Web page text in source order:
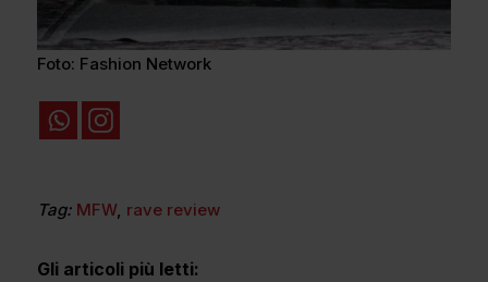
Foto: Fashion Network
Tag: MFW, rave review
Gli articoli più letti: